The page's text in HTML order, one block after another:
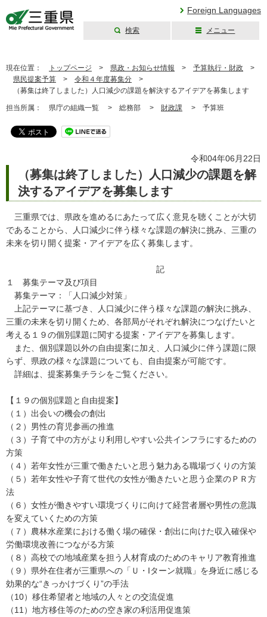
Foreign Languages
検索 メニュー
現在位置： トップページ > 県政・お知らせ情報 > 予算執行・財政 >
県民提案予算 > 令和４年度募集分 >
（募集は終了しました）人口減少の課題を解決するアイデアを募集します
担当所属： 県庁の組織一覧 > 総務部 > 財政課 > 予算班
令和04年06月22日
（募集は終了しました）人口減少の課題を解
決するアイデアを募集します
三重県では、県政を進めるにあたって広く意見を聴くことが大切
であることから、人口減少に伴う様々な課題の解決に挑み、三重の
未来を切り開く提案・アイデアを広く募集します。
記
１ 募集テーマ及び項目
募集テーマ：「人口減少対策」
上記テーマに基づき、人口減少に伴う様々な課題の解決に挑み、
三重の未来を切り開くため、各部局がそれぞれ解決につなげたいと
考える１９の個別課題に関する提案・アイデアを募集します。
また、個別課題以外の自由提案に加え、人口減少に伴う課題に限
らず、県政の様々な課題についても、自由提案が可能です。
詳細は、提案募集チラシをご覧ください。
【１９の個別課題と自由提案】
（１）出会いの機会の創出
（２）男性の育児参画の推進
（３）子育て中の方がより利用しやすい公共インフラにするための
方策
（４）若年女性が三重で働きたいと思う魅力ある職場づくりの方策
（５）若年女性や子育て世代の女性が働きたいと思う企業のＰＲ方
法
（６）女性が働きやすい環境づくりに向けて経営者層や男性の意識
を変えていくための方策
（７）農林水産業における働く場の確保・創出に向けた収入確保や
労働環境改善につながる方策
（８）高校での地域産業を担う人材育成のためのキャリア教育推進
（９）県外在住者が三重県への「Ｕ・Iターン就職」を身近に感じる
効果的な“きっかけづくり”の手法
（10）移住希望者と地域の人々との交流促進
（11）地方移住等のための空き家の利活用促進策